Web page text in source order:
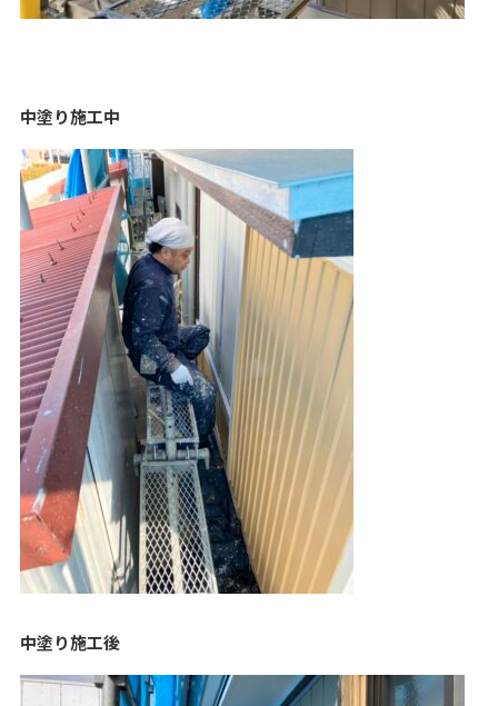
中塗り施工中
中塗り施工後